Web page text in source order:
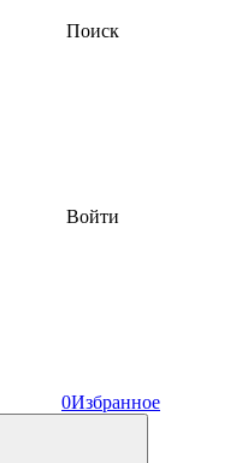
Поиск
Войти
0Избранное